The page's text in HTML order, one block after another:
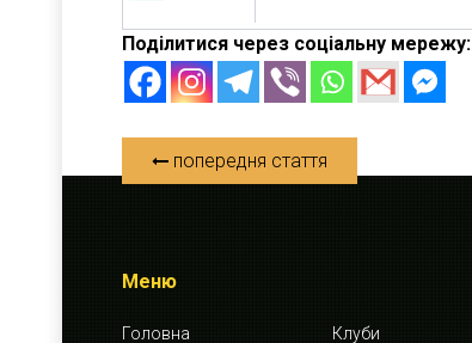
Поділитися через соціальну мережу:
попередня стаття
Меню
Головна Клуби